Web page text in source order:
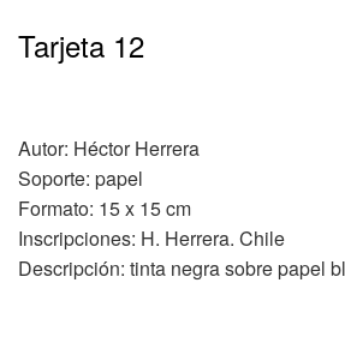
Tarjeta 12
Autor: Héctor Herrera
Soporte: papel
Formato: 15 x 15 cm
Inscripciones: H. Herrera. Chile
Descripción: tinta negra sobre papel